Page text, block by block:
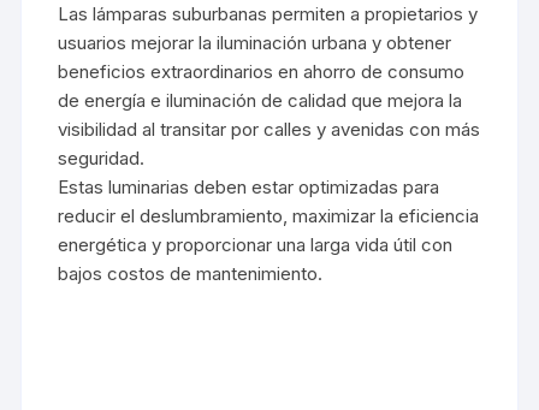
Las lámparas suburbanas permiten a propietarios y
usuarios mejorar la iluminación urbana y obtener
beneficios extraordinarios en ahorro de consumo
de energía e iluminación de calidad que mejora la
visibilidad al transitar por calles y avenidas con más
seguridad.
Estas luminarias deben estar optimizadas para
reducir el deslumbramiento, maximizar la eficiencia
energética y proporcionar una larga vida útil con
bajos costos de mantenimiento.